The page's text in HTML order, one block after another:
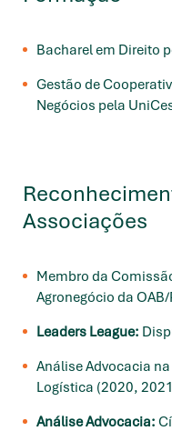
Bacharel em Direito
Gestão de
Negócios pela
Associações
Membro da
Agronegócio da OAB/
Leaders League:
Análise Advocacia
Logística (2020,
Análise Advocacia: